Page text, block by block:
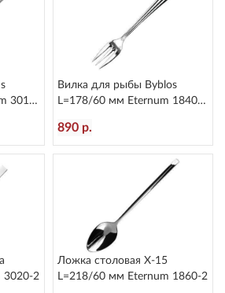
3010-
Вилка для рыбы Byblos
L=178/60 мм Eternum 1840-
890 р.
3020-2
Ложка столовая X-15
L=218/60 мм Eternum 1860-2